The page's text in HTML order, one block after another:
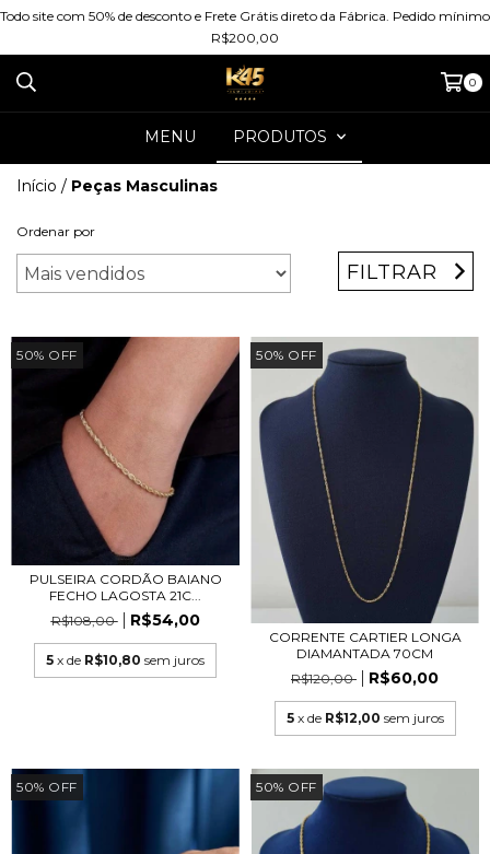
Todo site com 50% de desconto e Frete Grátis direto da Fábrica. Pedido mínimo
R$200,00
0
MENU PRODUTOS
Início / Peças Masculinas
Ordenar por
FILTRAR
50% OFF
PULSEIRA CORDÃO BAIANO
FECHO LAGOSTA 21C...
R$108,00
R$54,00
5 x de R$10,80 sem juros
50% OFF
CORRENTE CARTIER LONGA
DIAMANTADA 70CM
R$120,00
R$60,00
5 x de R$12,00 sem juros
50% OFF 50% OFF